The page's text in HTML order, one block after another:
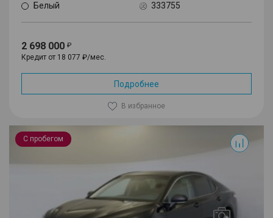
Белый
333755
2 698 000
Кредит от 18 077 ₽/мес.
Подробнее
В избранное
С пробегом
Camry